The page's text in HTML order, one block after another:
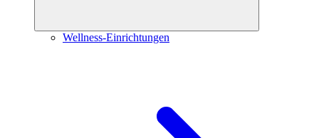
Wellness-Einrichtungen